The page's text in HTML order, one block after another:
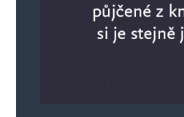
Alternative: